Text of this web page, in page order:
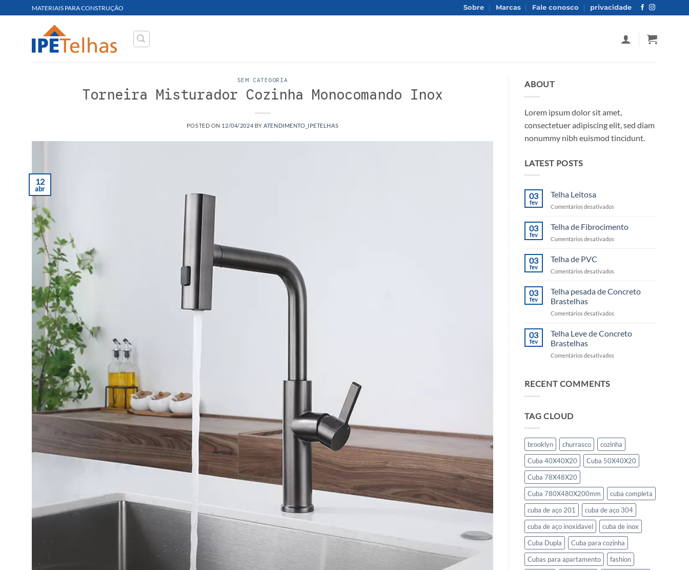
to
MATERIAIS PARA CONSTRUÇÃO Sobre Marcas Fale conosco privacidade
SEM CATEGORIA
Torneira Misturador Cozinha Monocomando Inox
POSTED ON 12/04/2024 BY ATENDIMENTO_IPETELHAS
12
abr
ABOUT
Lorem ipsum dolor sit amet,
consectetuer adipiscing elit, sed diam
nonummy nibh euismod tincidunt.
LATEST POSTS
03
fev
Telha Leitosa
Comentários desativados
Leitosa
03
fev
Telha de Fibrocimento
Comentários desativados
03
fev
Telha de PVC
Comentários desativados
03
fev
Telha pesada de Concreto
Brastelhas
Comentários desativados
pesada
Brastelhas
03
fev
Telha Leve de Concreto
Brastelhas
Comentários desativados
RECENT COMMENTS
TAG CLOUD
brooklyn churrasco
cozinha
Cuba 40X40X20
Cuba 50X40X20
Cuba 78X48X20
Cuba 780X480X200mm
cuba completa
cuba de aço 201
cuba de aço 304
cuba de aço inoxidavel
cuba de inox
Cuba Dupla
Cuba para cozinha
Cubas para apartamento
fashion